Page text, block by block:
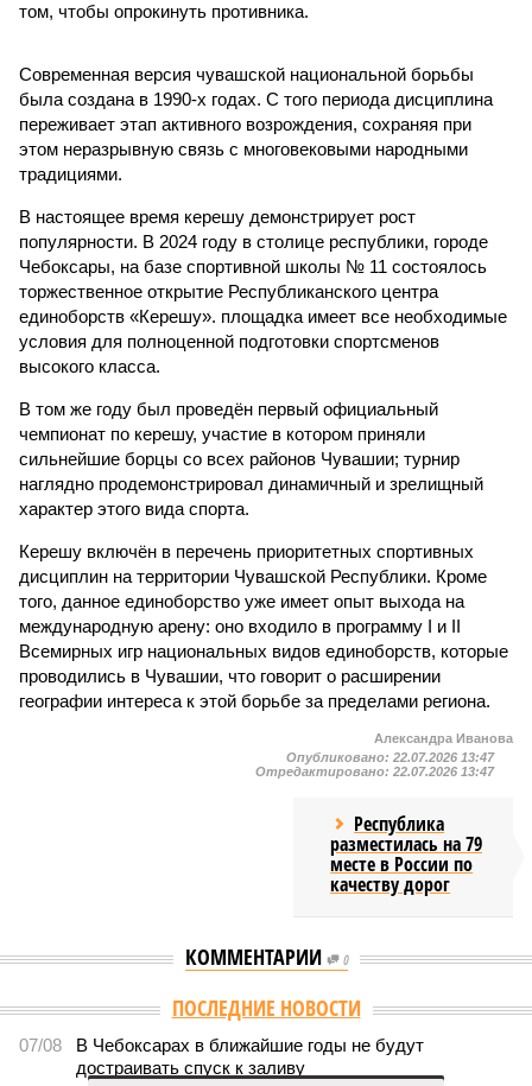
том, чтобы опрокинуть противника.
Современная версия чувашской национальной борьбы
была создана в 1990-х годах. С того периода дисциплина
переживает этап активного возрождения, сохраняя при
этом неразрывную связь с многовековыми народными
традициями.
В настоящее время керешу демонстрирует рост
популярности. В 2024 году в столице республики, городе
Чебоксары, на базе спортивной школы № 11 состоялось
торжественное открытие Республиканского центра
единоборств «Керешу». площадка имеет все необходимые
условия для полноценной подготовки спортсменов
высокого класса.
В том же году был проведён первый официальный
чемпионат по керешу, участие в котором приняли
сильнейшие борцы со всех районов Чувашии; турнир
наглядно продемонстрировал динамичный и зрелищный
характер этого вида спорта.
Керешу включён в перечень приоритетных спортивных
дисциплин на территории Чувашской Республики. Кроме
того, данное единоборство уже имеет опыт выхода на
международную арену: оно входило в программу I и II
Всемирных игр национальных видов единоборств, которые
проводились в Чувашии, что говорит о расширении
географии интереса к этой борьбе за пределами региона.
Александра Иванова
Опубликовано: 22.07.2026 13:47
Отредактировано: 22.07.2026 13:47
Республика
разместилась на 79
месте в России по
качеству дорог
КОММЕНТАРИИ 0
ПОСЛЕДНИЕ НОВОСТИ
07/08
В Чебоксарах в ближайшие годы не будут
достраивать спуск к заливу